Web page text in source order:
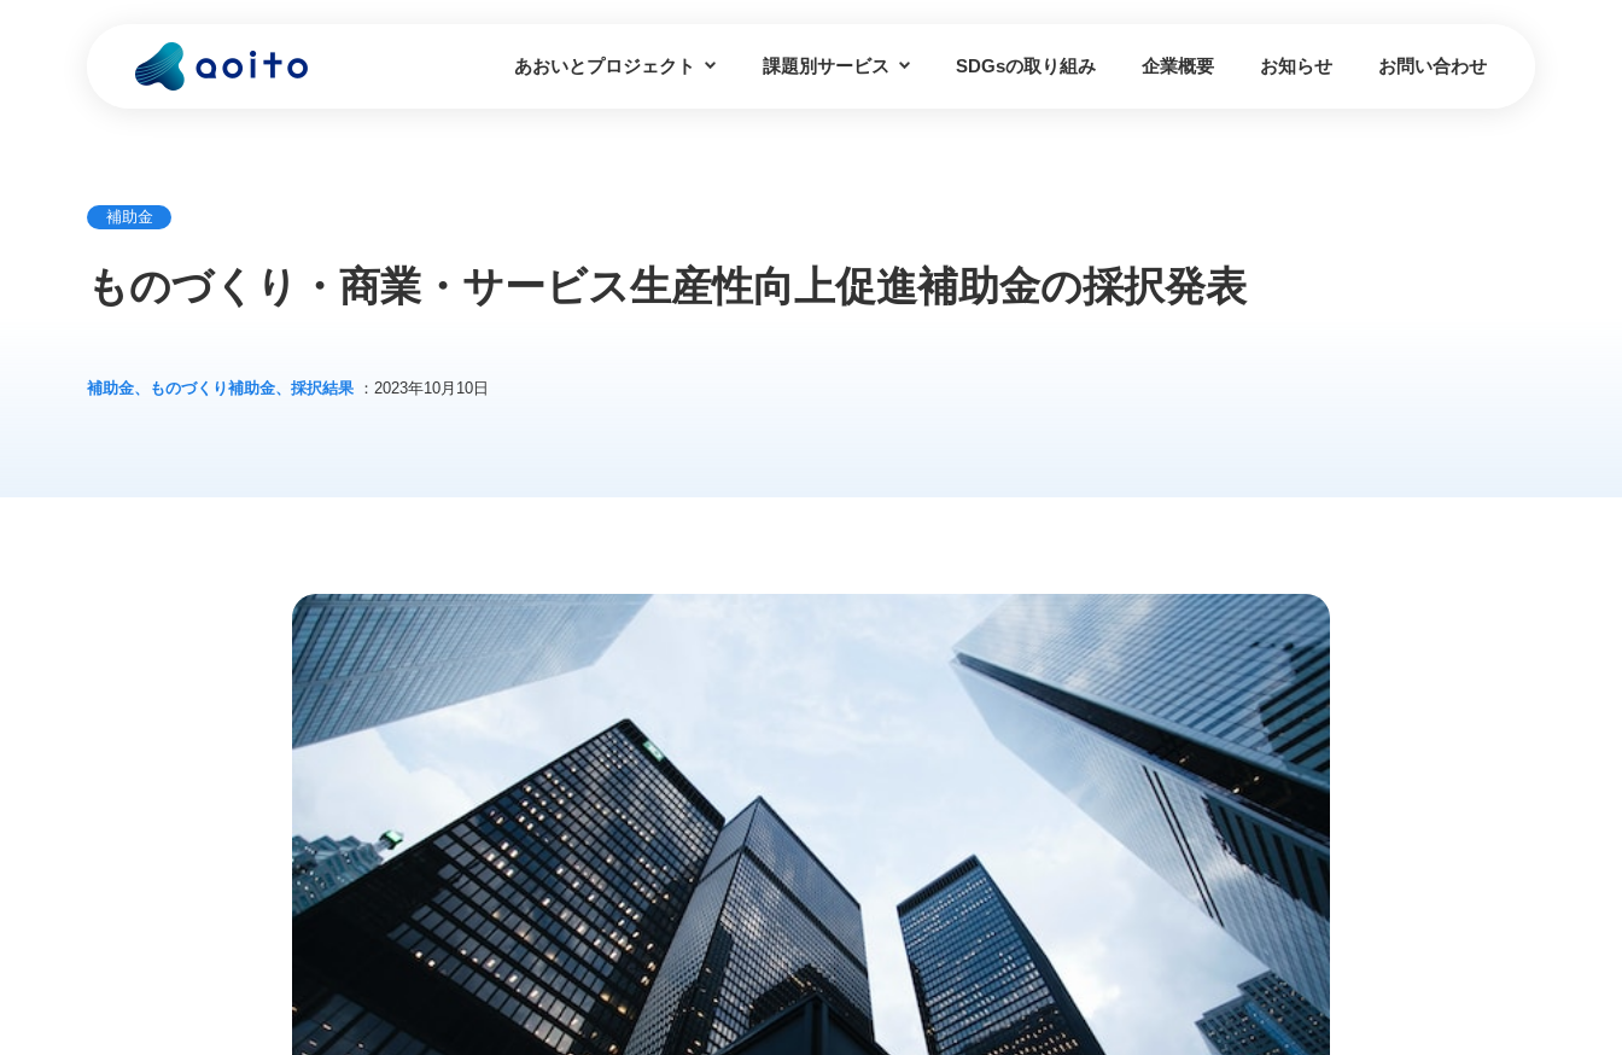
あおいとプロジェクト 課題別サービス SDGsの取り組み 企業概要 お知らせ お問い合わせ
補助金
ものづくり・商業・サービス生産性向上促進補助金の採択発表
補助金、ものづくり補助金、採択結果 ：2023年10月10日